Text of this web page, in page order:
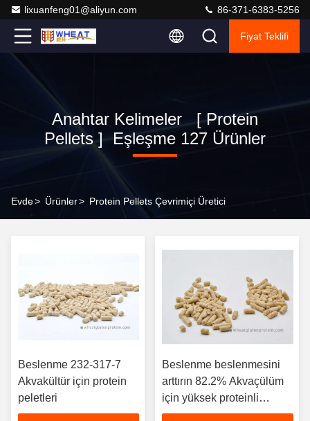
lixuanfeng01@aliyun.com 86-371-6383-5256
Fiyat Teklifi
Anahtar Kelimeler [ Protein
Pellets ] Eşleşme 127 Ürünler
Evde> Ürünler> Protein Pellets Çevrimiçi Üretici
Beslenme 232-317-7
Akvakültür için protein
peletleri
Beslenme beslenmesini
arttırın 82.2% Akvaçülüm
için yüksek proteinli
peletler